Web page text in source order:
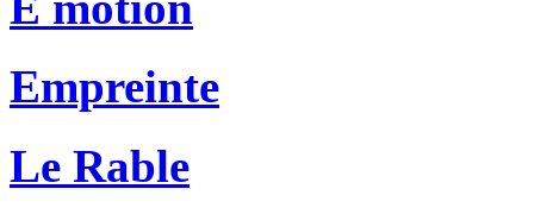
Empreinte
Le Rable